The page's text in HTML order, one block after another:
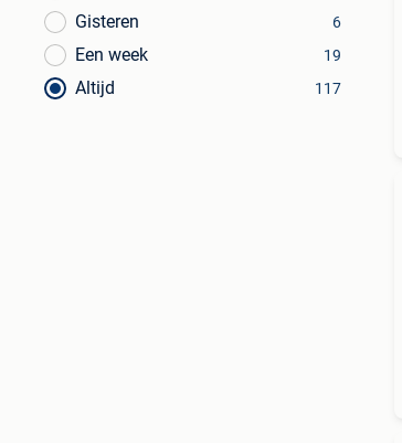
Gisteren 6
Een week 19
Altijd 117